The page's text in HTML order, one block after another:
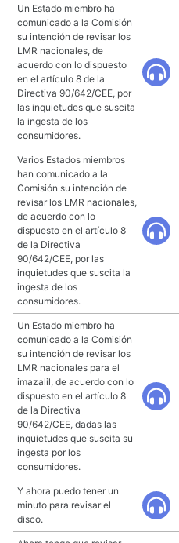
Un Estado miembro ha
comunicado a la Comisión
su intención de revisar los
LMR nacionales, de
acuerdo con lo dispuesto
en el artículo 8 de la
Directiva 90/642/CEE, por
las inquietudes que suscita
la ingesta de los
consumidores.
Varios Estados miembros
han comunicado a la
Comisión su intención de
revisar los LMR nacionales,
de acuerdo con lo
dispuesto en el artículo 8
de la Directiva
90/642/CEE, por las
inquietudes que suscita la
ingesta de los
consumidores.
Un Estado miembro ha
comunicado a la Comisión
su intención de revisar los
LMR nacionales para el
imazalil, de acuerdo con lo
dispuesto en el artículo 8
de la Directiva
90/642/CEE, dadas las
inquietudes que suscita su
ingesta por los
consumidores.
Y ahora puedo tener un
minuto para revisar el
disco.